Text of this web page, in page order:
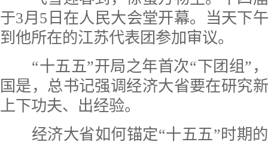
于3月5日在人民大会堂开幕。当天下
到他所在的江苏代表团参加审议。
“十五五”开局之年首次“下团组”
国是，总书记强调经济大省要在研究
上下功夫、出经验。
经济大省如何锚定“十五五”时期的